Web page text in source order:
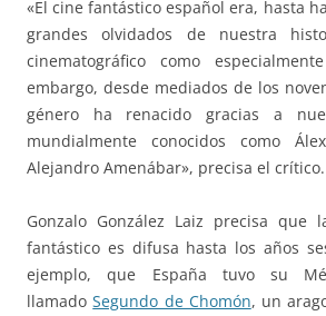
«El cine fantástico español era, hasta
grandes olvidados de nuestra
cinematográfico como
embargo, desde mediados de los
género ha renacido gracias a
mundialmente conocidos como
Alejandro Amenábar», precisa el crítico.
Gonzalo González Laiz precisa que
fantástico es difusa hasta los años
ejemplo, que España tuvo su
llamadoSegundo de Chomón, un